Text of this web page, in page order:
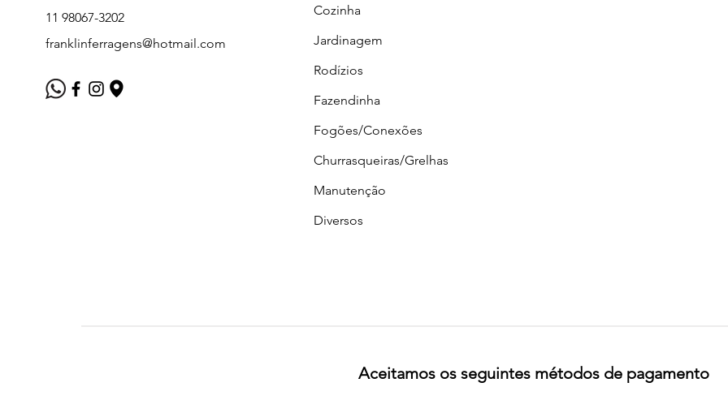
11 98067-3202
franklinferragens@hotmail.com
Cozinha
Jardinagem
Rodízios
Fazendinha
Fogões/Conexões
Churrasqueiras/Grelhas
Manutenção
Diversos
Aceitamos os seguintes métodos de pagamento